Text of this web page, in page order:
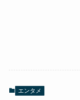
エンタメ